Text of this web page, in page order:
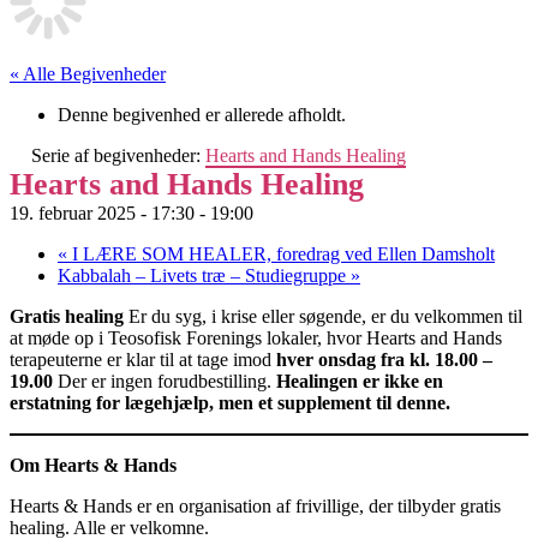
« Alle Begivenheder
Denne begivenhed er allerede afholdt.
Serie af begivenheder: Hearts and Hands Healing
Hearts and Hands Healing
19. februar 2025 - 17:30 - 19:00
« I LÆRE SOM HEALER, foredrag ved Ellen Damsholt
Kabbalah – Livets træ – Studiegruppe »
Gratis healing Er du syg, i krise eller søgende, er du velkommen til
at møde op i Teosofisk Forenings lokaler, hvor Hearts and Hands
terapeuterne er klar til at tage imod hver onsdag fra kl. 18.00 –
19.00 Der er ingen forudbestilling. Healingen er ikke en
erstatning for lægehjælp, men et supplement til denne.
Om Hearts & Hands
Hearts & Hands er en organisation af frivillige, der tilbyder gratis
healing. Alle er velkomne.